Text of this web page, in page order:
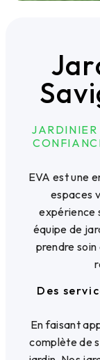
EVA est une
espaces
expérience
équipe de
prendre
Des
En faisant
complète de